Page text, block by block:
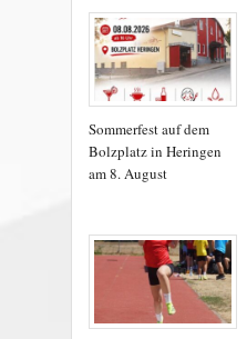
Sommerfest auf dem
Bolzplatz in Heringen
am 8. August